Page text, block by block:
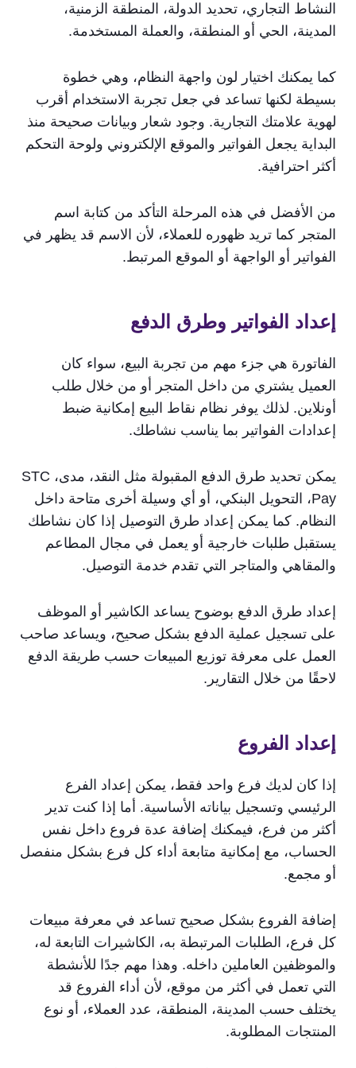
النشاط التجاري، تحديد الدولة، المنطقة الزمنية،
المدينة، الحي أو المنطقة، والعملة المستخدمة.
كما يمكنك اختيار لون واجهة النظام، وهي خطوة
بسيطة لكنها تساعد في جعل تجربة الاستخدام أقرب
لهوية علامتك التجارية. وجود شعار وبيانات صحيحة منذ
البداية يجعل الفواتير والموقع الإلكتروني ولوحة التحكم
أكثر احترافية.
من الأفضل في هذه المرحلة التأكد من كتابة اسم
المتجر كما تريد ظهوره للعملاء، لأن الاسم قد يظهر في
الفواتير أو الواجهة أو الموقع المرتبط.
إعداد الفواتير وطرق الدفع
الفاتورة هي جزء مهم من تجربة البيع، سواء كان
العميل يشتري من داخل المتجر أو من خلال طلب
أونلاين. لذلك يوفر نظام نقاط البيع إمكانية ضبط
إعدادات الفواتير بما يناسب نشاطك.
يمكن تحديد طرق الدفع المقبولة مثل النقد، مدى، STC
Pay، التحويل البنكي، أو أي وسيلة أخرى متاحة داخل
النظام. كما يمكن إعداد طرق التوصيل إذا كان نشاطك
يستقبل طلبات خارجية أو يعمل في مجال المطاعم
والمقاهي والمتاجر التي تقدم خدمة التوصيل.
إعداد طرق الدفع بوضوح يساعد الكاشير أو الموظف
على تسجيل عملية الدفع بشكل صحيح، ويساعد صاحب
العمل على معرفة توزيع المبيعات حسب طريقة الدفع
لاحقًا من خلال التقارير.
إعداد الفروع
إذا كان لديك فرع واحد فقط، يمكن إعداد الفرع
الرئيسي وتسجيل بياناته الأساسية. أما إذا كنت تدير
أكثر من فرع، فيمكنك إضافة عدة فروع داخل نفس
الحساب، مع إمكانية متابعة أداء كل فرع بشكل منفصل
أو مجمع.
إضافة الفروع بشكل صحيح تساعد في معرفة مبيعات
كل فرع، الطلبات المرتبطة به، الكاشيرات التابعة له،
والموظفين العاملين داخله. وهذا مهم جدًا للأنشطة
التي تعمل في أكثر من موقع، لأن أداء الفروع قد
يختلف حسب المدينة، المنطقة، عدد العملاء، أو نوع
المنتجات المطلوبة.